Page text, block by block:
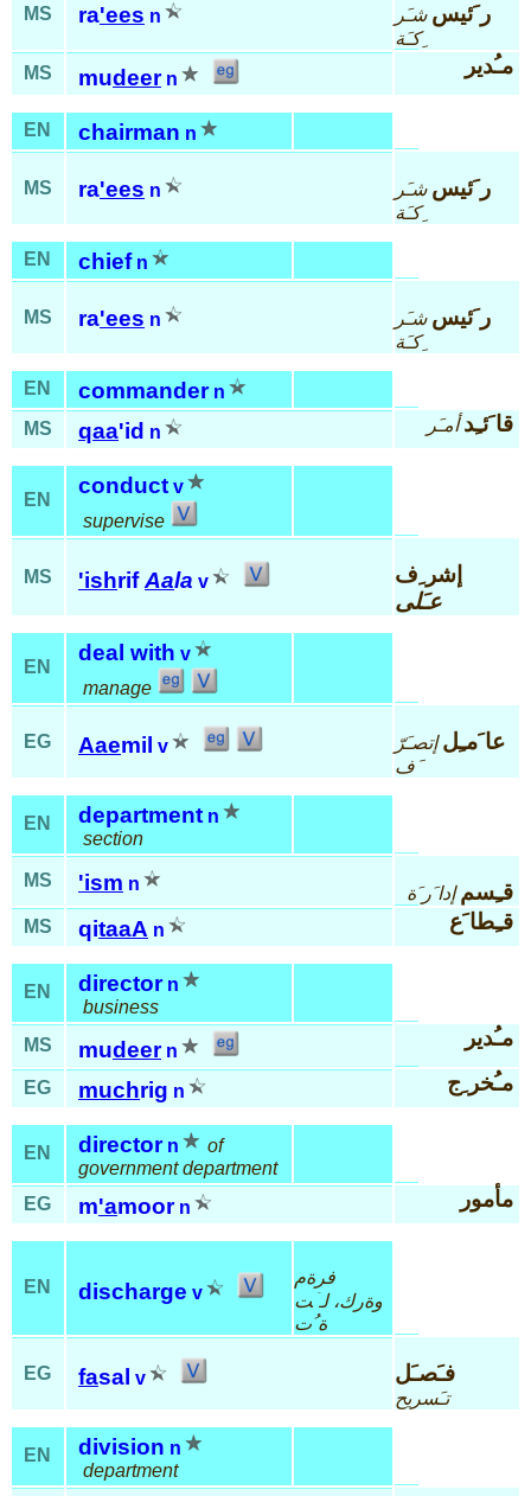
MS ra'ees n ر َئيس شـَر
ِكـَة
MS
mudeer n
مـُدير
EN chairman n
MS ra'ees n ر َئيس شـَر
ِكـَة
EN chief n
MS ra'ees n ر َئيس شـَر
ِكـَة
EN commander n
MS
qaa'id n قا َئـِد أمـَر
EN
conduct v
supervise
MS 'ishrifAala v
إشر ِف
عـَلى
EN
deal with v
manage
EG Aaemil v عا َمـِل إتصـَرّ
َف
EN department n
section
MS 'ism n قـِسم إدا َر َة
MS
qitaaA n قـِطا َع
EN director n
business
MS
mudeer n
مـُدير
EG muchrig n مـُخر ِج
EN director n
of
government department
EG
m'amoor n مأمور
EN discharge v
فرةم
وةرك، لـۤت
ة ُت
EG fasal v فـَصـَل
تـَسريح
EN division n
department